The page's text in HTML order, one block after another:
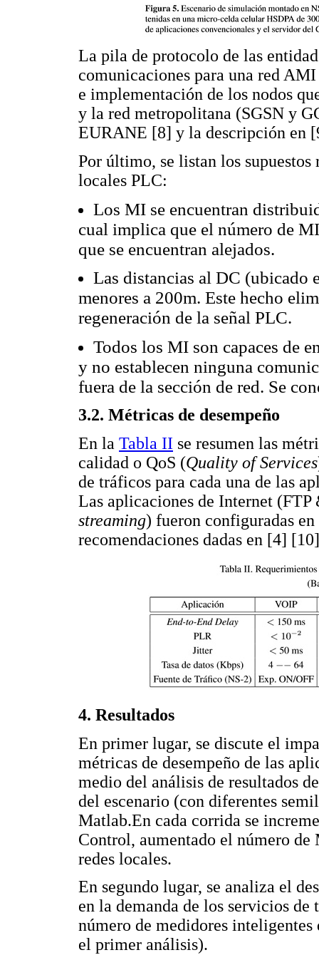
La pila de protocolo de las
comunicaciones para una red
e implementación de los nodos
y la red metropolitana (SGSN y
EURANE [8] y la descripción en
Por último, se listan los
locales PLC:
Los MI se encuentran
cual implica que el número de
que se encuentran alejados.
Las distancias al DC (ubicado
menores a 200m. Este hecho
regeneración de la señal PLC.
Todos los MI son capaces de
y no establecen ninguna
fuera de la sección de red. Se
3.2. Métricas de desempeño
En la Tabla II se resumen las
calidad o QoS (Quality of Services
de tráficos para cada una de las
Las aplicaciones de Internet
streaming) fueron configuradas
recomendaciones dadas en [4]
4. Resultados
En primer lugar, se discute el
métricas de desempeño de las
medio del análisis de resultados
del escenario (con diferentes
Matlab.En cada corrida se
Control, aumentado el número de
redes locales.
En segundo lugar, se analiza el
en la demanda de los servicios
número de medidores
el primer análisis).